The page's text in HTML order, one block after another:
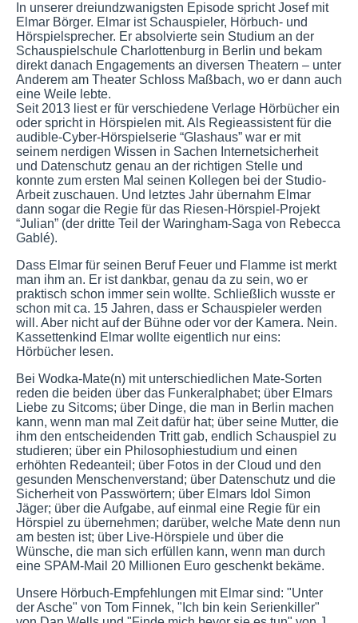
In unserer dreiundzwanigsten Episode spricht Josef mit
Elmar Börger. Elmar ist Schauspieler, Hörbuch- und
Hörspielsprecher. Er absolvierte sein Studium an der
Schauspielschule Charlottenburg in Berlin und bekam
direkt danach Engagements an diversen Theatern – unter
Anderem am Theater Schloss Maßbach, wo er dann auch
eine Weile lebte.
Seit 2013 liest er für verschiedene Verlage Hörbücher ein
oder spricht in Hörspielen mit. Als Regieassistent für die
audible-Cyber-Hörspielserie “Glashaus” war er mit
seinem nerdigen Wissen in Sachen Internetsicherheit
und Datenschutz genau an der richtigen Stelle und
konnte zum ersten Mal seinen Kollegen bei der Studio-
Arbeit zuschauen. Und letztes Jahr übernahm Elmar
dann sogar die Regie für das Riesen-Hörspiel-Projekt
“Julian” (der dritte Teil der Waringham-Saga von Rebecca
Gablé).
Dass Elmar für seinen Beruf Feuer und Flamme ist merkt
man ihm an. Er ist dankbar, genau da zu sein, wo er
praktisch schon immer sein wollte. Schließlich wusste er
schon mit ca. 15 Jahren, dass er Schauspieler werden
will. Aber nicht auf der Bühne oder vor der Kamera. Nein.
Kassettenkind Elmar wollte eigentlich nur eins:
Hörbücher lesen.
Bei Wodka-Mate(n) mit unterschiedlichen Mate-Sorten
reden die beiden über das Funkeralphabet; über Elmars
Liebe zu Sitcoms; über Dinge, die man in Berlin machen
kann, wenn man mal Zeit dafür hat; über seine Mutter, die
ihm den entscheidenden Tritt gab, endlich Schauspiel zu
studieren; über ein Philosophiestudium und einen
erhöhten Redeanteil; über Fotos in der Cloud und den
gesunden Menschenverstand; über Datenschutz und die
Sicherheit von Passwörtern; über Elmars Idol Simon
Jäger; über die Aufgabe, auf einmal eine Regie für ein
Hörspiel zu übernehmen; darüber, welche Mate denn nun
am besten ist; über Live-Hörspiele und über die
Wünsche, die man sich erfüllen kann, wenn man durch
eine SPAM-Mail 20 Millionen Euro geschenkt bekäme.
Unsere Hörbuch-Empfehlungen mit Elmar sind: "Unter
der Asche" von Tom Finnek, "Ich bin kein Serienkiller"